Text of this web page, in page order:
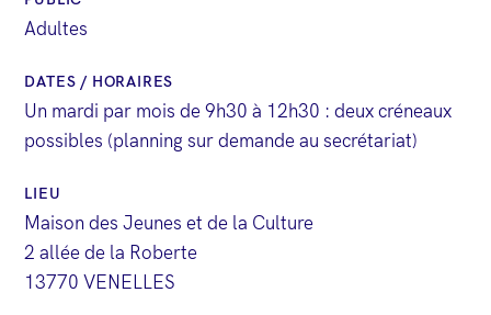
Adultes
DATES / HORAIRES
Un mardi par mois de 9h30 à 12h30 : deux créneaux
possibles (planning sur demande au secrétariat)
LIEU
Maison des Jeunes et de la Culture
2 allée de la Roberte
13770 VENELLES